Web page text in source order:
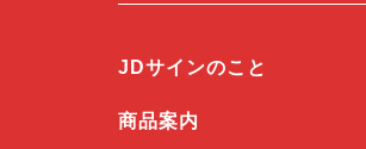
JDサインのこと
商品案内